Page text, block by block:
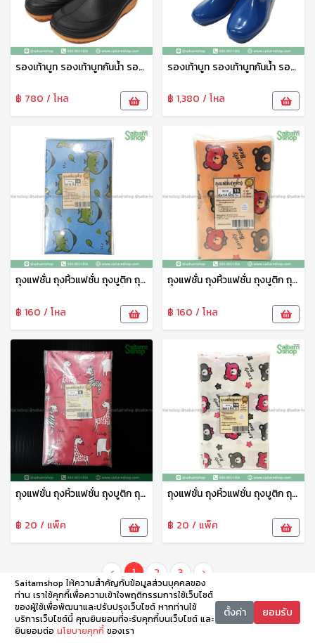
รองเท้าบูท รองเท้าบูทกันน้ำ รองเท้าทำสวน รองเท้าบูทสูง 7 นิ้ว สีดำ No.A555 arrow star
฿ 780 / โหล
รองเท้าบูท รองเท้าบูทกันน้ำ รองเท้าทำสวน รองเท้าบูทสูง 9.5 นิ้ว คละสี No.A3000 arrow star
฿ 1,380 / โหล
ถุงแฟชั่น ถุงหิ้วแฟชั่น ถุงบูติก ถุงบูติค ถุงแฟชั่นเจาะหู ลายพรีเมี่ยม 8*16 ซม. 1แพ็ค10ใบ tpf
฿ 160 / โหล
ถุงแฟชั่น ถุงหิ้วแฟชั่น ถุงบูติก ถุงบูติค ถุงแฟชั่นเจาะหู ลายพรีเมี่ยม 6*14 ซม. 1แพ็ค14ใบ tpf
฿ 160 / โหล
ถุงแฟชั่น ถุงหิ้วแฟชั่น ถุงบูติก ถุงบูติค ถุงแฟชั่นเจาะหู ลายพรีเมี่ยม 10*16 ซม. 1แพ็ค15ใบ tpf
฿ 20 / แพ็ค
ถุงแฟชั่น ถุงหิ้วแฟชั่น ถุงบูติก ถุงบูติค ถุงแฟชั่นเจาะหู ลายพรีเมี่ยม 8*12 ซม. 1แพ็ค10ใบ tpf
฿ 20 / แพ็ค
‹ 1 2 3 ›
Saitarnshop ให้ความสำคัญกับข้อมูลส่วนบุคคลของ
ท่าน เราใช้คุกกี้เพื่อความเข้าใจพฤติกรรมการใช้เว็บไซต์
ของผู้ใช้เพื่อพัฒนาและปรับปรุงเว็บไซต์ หากท่านใช้
บริการเว็บไซต์นี้ คุณยินยอมที่จะรับคุกกี้บนเว็บไซต์ และ
ยินยอมต่อ นโยบายคุกกี้ ของเรา
ตั้งค่า ยอมรับ